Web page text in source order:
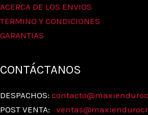
ACERCA DE LOS ENVIOS
TERMINO Y CONDICIONES
GARANTIAS
CONTÁCTANOS
DESPACHOS:
POST VENTA: ventas@